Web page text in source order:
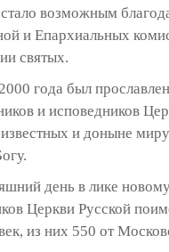
возможным
и Епархиальных
святых.
года был
и исповедников
и доныне
день в лике
Церкви Русской
из них 550 от